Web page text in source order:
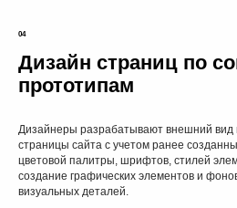
04
Дизайн страниц по
прототипам
Дизайнеры разрабатывают внешний
страницы сайта с учетом ранее
цветовой палитры, шрифтов, стилей
создание графических элементов и
визуальных деталей.